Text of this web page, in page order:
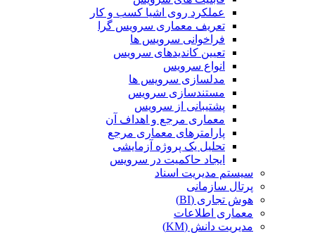
عملکرد روی اشیا کسب و کار
تعریف معماری سرویس گرا
فراخوانی سرویس ها
تعیین کاندیدهای سرویس
انواع سرویس
مدلسازی سرویس ها
مستندسازی سرویس
پشتیبانی از سرویس
معماری مرجع و اهداف آن
پارامترهای معماری مرجع
تحلیل یک پروژه آزمایشی
ایجاد حاکمیت در سرویس
سیستم مدیریت اسناد
پرتال سازمانی
هوش تجاری (BI)
معماری اطلاعات
مدیریت دانش (KM)